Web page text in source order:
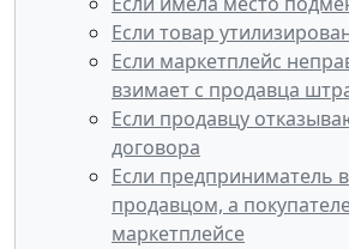
Если товар
Если маркетплейс
взимает с продавца
Если продавцу
договора
Если предприниматель
продавцом, а
маркетплейсе